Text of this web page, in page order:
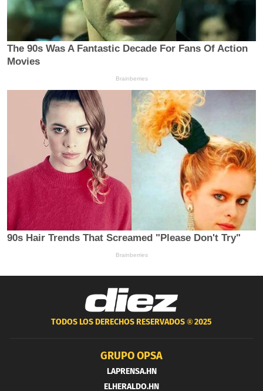
TODOS LOS DERECHOS RESERVADOS ®2025
GRUPO OPSA
LAPRENSA.HN
ELHERALDO.HN